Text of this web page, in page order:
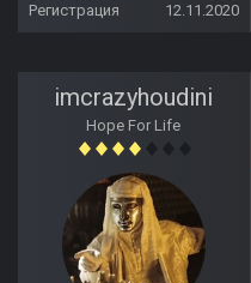
Регистрация
12.11.2020
imcrazyhoudini
Hope For Life